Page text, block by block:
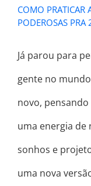
COMO PRATICAR
PODEROSAS
Já parou para
gente no
novo,
uma energia de
sonhos e
uma nova